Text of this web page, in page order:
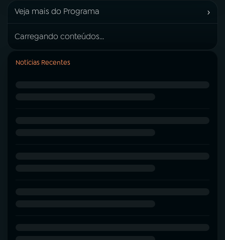
Veja mais do Programa ›
Carregando conteúdos...
Notícias Recentes